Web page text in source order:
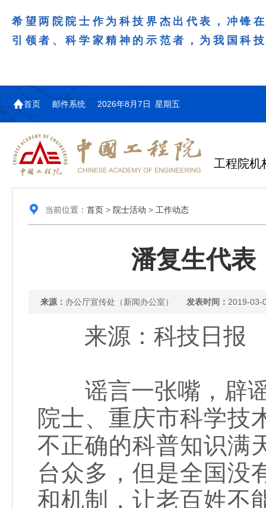
希望两院院士作为科技界杰出代表，冲锋
引领者、科学家精神的示范者，为我国科
首页 邮件系统 2026年8月7日 星期五
工程院机
当前位置： 首页> 院士活动 > 工作动态
潘复生代表
来源： 办公厅宣传处（新闻办公室） 发表时间： 2019-03-
来源：科技日
谣言一张嘴，辟谣
院士、重庆市科学技
不正确的科普知识满
台众多，但是全国没
和机制，让老百姓不